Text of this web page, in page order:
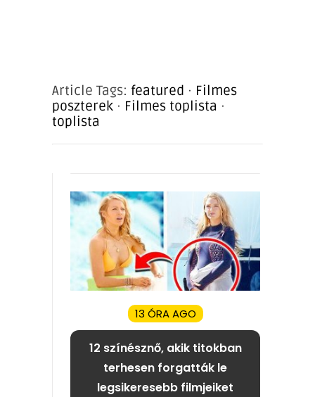
Article Tags: featured · Filmes
poszterek · Filmes toplista ·
toplista
13 ÓRA AGO
12 színésznő, akik titokban
terhesen forgatták le
legsikeresebb filmjeiket